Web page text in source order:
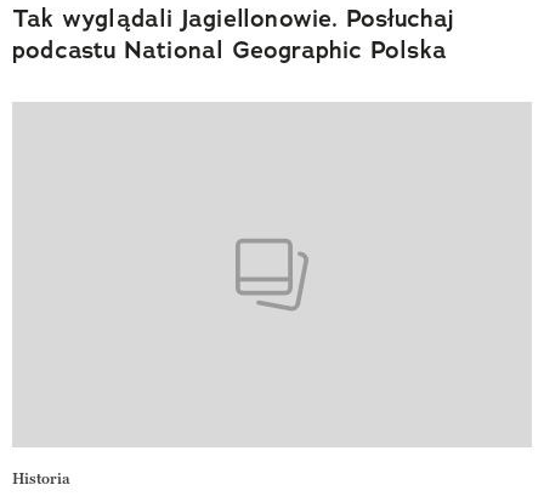
Tak wyglądali Jagiellonowie. Posłuchaj
podcastu National Geographic Polska
Historia